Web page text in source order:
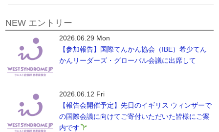
NEW エントリー
2026.06.29 Mon
【参加報告】国際てんかん協会（IBE）希少てん
かんリーダーズ・グローバル会議に出席して
2026.06.12 Fri
【報告会開催予定】先日のイギリス ウィンザーで
の国際会議に向けてご寄付いただいた皆様にご案
内です